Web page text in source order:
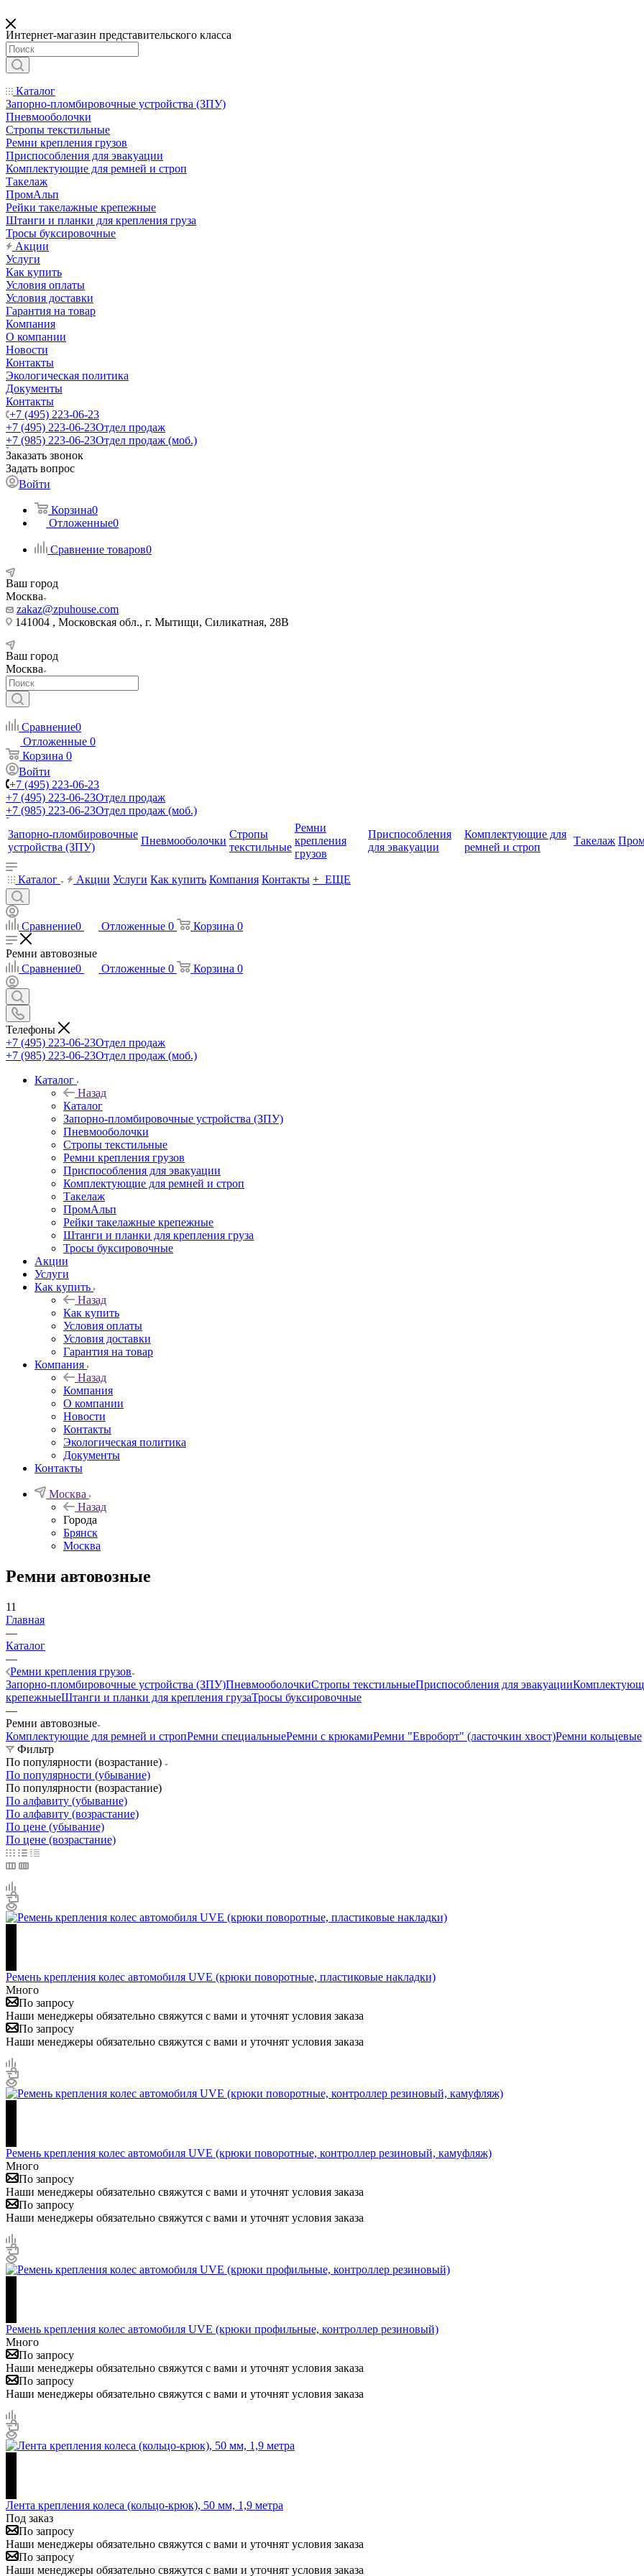
Интернет-магазин представительского класса
Каталог
Запорно-пломбировочные устройства (ЗПУ)
Пневмооболочки
Стропы текстильные
Ремни крепления грузов
Приспособления для эвакуации
Комплектующие для ремней и строп
Такелаж
ПромАльп
Рейки такелажные крепежные
Штанги и планки для крепления груза
Тросы буксировочные
Акции
Услуги
Как купить
Условия оплаты
Условия доставки
Гарантия на товар
Компания
О компании
Новости
Контакты
Экологическая политика
Документы
Контакты
+7 (495) 223-06-23
+7 (495) 223-06-23Отдел продаж
+7 (985) 223-06-23Отдел продаж (моб.)
Заказать звонок
Задать вопрос
Войти
Корзина0
Отложенные0
Сравнение товаров0
Ваш город
Москва
zakaz@zpuhouse.com
141004 , Московская обл., г. Мытищи, Силикатная, 28В
Ваш город
Москва
Сравнение0
Отложенные 0
Корзина 0
Войти
+7 (495) 223-06-23
+7 (495) 223-06-23Отдел продаж
+7 (985) 223-06-23Отдел продаж (моб.)
Запорно-пломбировочные
устройства (ЗПУ)
Пневмооболочки
Стропы
текстильные
Ремни
крепления
грузов
Приспособления
для эвакуации
Комплектующие для
ремней и строп
Такелаж
Каталог Акции Услуги Как купить Компания Контакты + ЕЩЕ
Сравнение0 Отложенные 0 Корзина 0
Ремни автовозные
Сравнение0 Отложенные 0 Корзина 0
Телефоны
+7 (495) 223-06-23Отдел продаж
+7 (985) 223-06-23Отдел продаж (моб.)
Каталог
Назад
Каталог
Запорно-пломбировочные устройства (ЗПУ)
Пневмооболочки
Стропы текстильные
Ремни крепления грузов
Приспособления для эвакуации
Комплектующие для ремней и строп
Такелаж
ПромАльп
Рейки такелажные крепежные
Штанги и планки для крепления груза
Тросы буксировочные
Акции
Услуги
Как купить
Назад
Как купить
Условия оплаты
Условия доставки
Гарантия на товар
Компания
Назад
Компания
О компании
Новости
Контакты
Экологическая политика
Документы
Контакты
Москва
Назад
Города
Брянск
Москва
Ремни автовозные
11
Главная
—
Каталог
—
Ремни крепления грузов
Запорно-пломбировочные устройства (ЗПУ)ПневмооболочкиСтропы текстильныеПриспособления для эвакуации
крепежныеШтанги и планки для крепления грузаТросы буксировочные
—
Ремни автовозные
Комплектующие для ремней и стропРемни специальныеРемни с крюкамиРемни "Евроборт" (ласточкин хвост)Ремни кольцевые
Фильтр
По популярности (возрастание)
По популярности (убывание)
По популярности (возрастание)
По алфавиту (убывание)
По алфавиту (возрастание)
По цене (убывание)
По цене (возрастание)
Ремень крепления колес автомобиля UVE (крюки поворотные, пластиковые накладки)
Много
По запросу
Наши менеджеры обязательно свяжутся с вами и уточнят условия заказа
По запросу
Наши менеджеры обязательно свяжутся с вами и уточнят условия заказа
Ремень крепления колес автомобиля UVE (крюки поворотные, контроллер резиновый, камуфляж)
Много
По запросу
Наши менеджеры обязательно свяжутся с вами и уточнят условия заказа
По запросу
Наши менеджеры обязательно свяжутся с вами и уточнят условия заказа
Ремень крепления колес автомобиля UVE (крюки профильные, контроллер резиновый)
Много
По запросу
Наши менеджеры обязательно свяжутся с вами и уточнят условия заказа
По запросу
Наши менеджеры обязательно свяжутся с вами и уточнят условия заказа
Лента крепления колеса (кольцо-крюк), 50 мм, 1,9 метра
Под заказ
По запросу
Наши менеджеры обязательно свяжутся с вами и уточнят условия заказа
По запросу
Наши менеджеры обязательно свяжутся с вами и уточнят условия заказа